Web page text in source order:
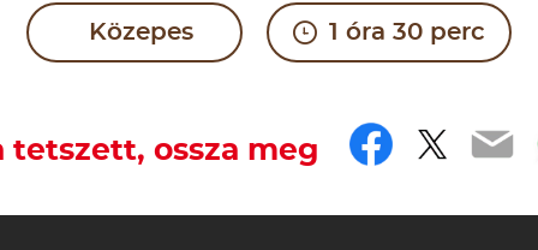
Közepes 1 óra 30 perc
tetszett, ossza meg